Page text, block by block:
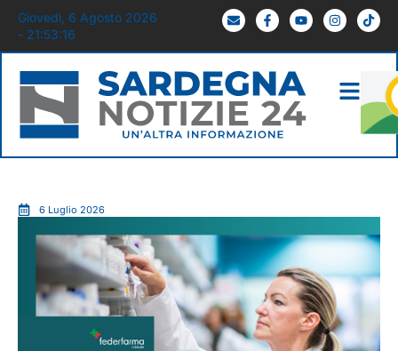
Giovedì, 6 Agosto 2026
- 21:53:17
6 Luglio 2026